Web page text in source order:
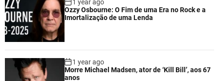
1 year ago
Ozzy Osbourne: O Fim de uma Era no Rock e a
Imortalização de uma Lenda
1 year ago
Morre Michael Madsen, ator de ‘Kill Bill’, aos 67
anos